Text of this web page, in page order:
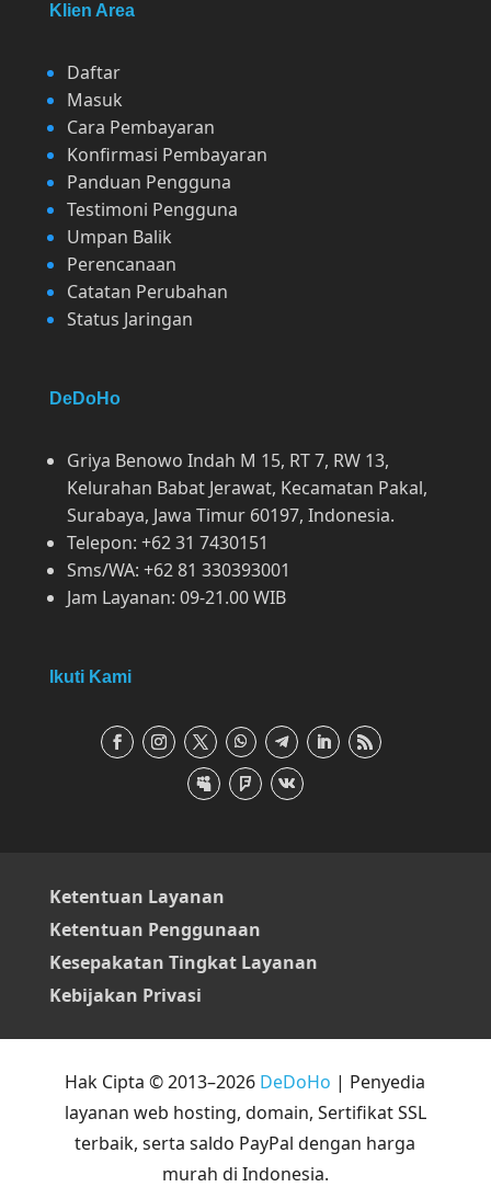
Klien Area
Daftar
Masuk
Cara Pembayaran
Konfirmasi Pembayaran
Panduan Pengguna
Testimoni Pengguna
Umpan Balik
Perencanaan
Catatan Perubahan
Status Jaringan
DeDoHo
Griya Benowo Indah M 15, RT 7, RW 13,
Kelurahan Babat Jerawat, Kecamatan Pakal,
Surabaya, Jawa Timur 60197, Indonesia.
Telepon: +62 31 7430151
Sms/WA: +62 81 330393001
Jam Layanan: 09-21.00 WIB
Ikuti Kami
Ketentuan Layanan
Ketentuan Penggunaan
Kesepakatan Tingkat Layanan
Kebijakan Privasi
Hak Cipta © 2013–2026 DeDoHo | Penyedia
layanan web hosting, domain, Sertifikat SSL
terbaik, serta saldo PayPal dengan harga
murah di Indonesia.